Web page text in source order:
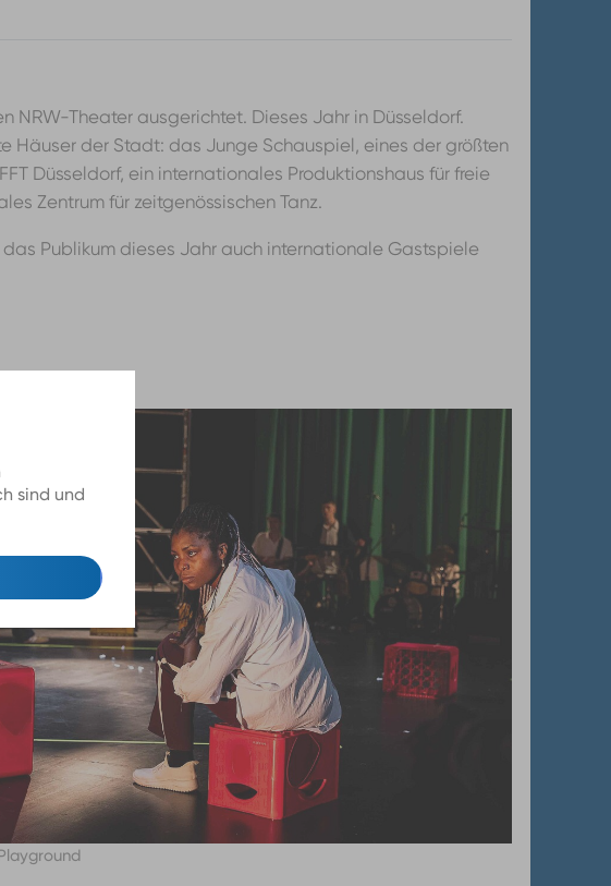
sind und
NRW-Theater ausgerichtet. Dieses Jahr in Düsseldorf.
der Stadt: das Junge Schauspiel, eines der größten
Düsseldorf, ein internationales Produktionshaus für freie
Zentrum für zeitgenössischen Tanz.
Publikum dieses Jahr auch internationale Gastspiele